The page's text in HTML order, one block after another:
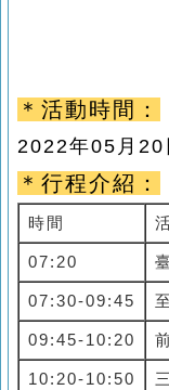
＊活動時間：
2022年05 月20
＊行程介紹：
時間
07:20
07:30-09:45
09:45-10:20
10:20-10:50